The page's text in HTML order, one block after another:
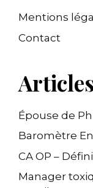
Mentions
Contact
Épouse de
Baromètre
CA OP –
Manager